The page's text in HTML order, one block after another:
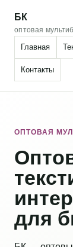
БК
оптовая
Главная
Контакты
ОПТОВАЯ
для